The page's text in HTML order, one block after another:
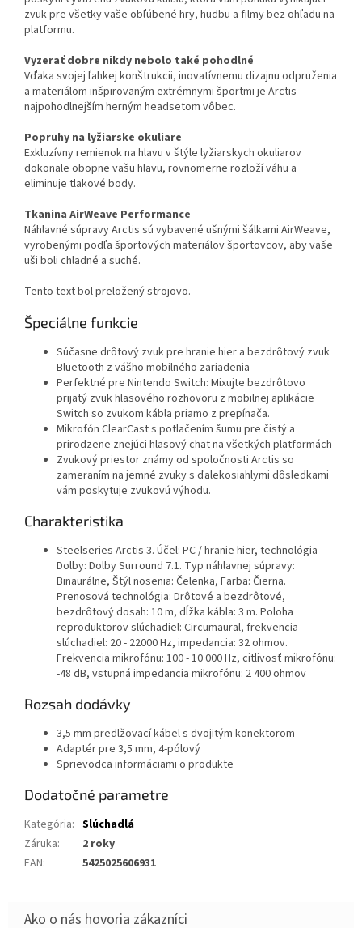
zvuk pre všetky vaše obľúbené hry, hudbu a filmy bez ohľadu na
platformu.
Vyzerať dobre nikdy nebolo také pohodlné
Vďaka svojej ľahkej konštrukcii, inovatívnemu dizajnu odpruženia
a materiálom inšpirovaným extrémnymi športmi je Arctis
najpohodlnejším herným headsetom vôbec.
Popruhy na lyžiarske okuliare
Exkluzívny remienok na hlavu v štýle lyžiarskych okuliarov
dokonale obopne vašu hlavu, rovnomerne rozloží váhu a
eliminuje tlakové body.
Tkanina AirWeave Performance
Náhlavné súpravy Arctis sú vybavené ušnými šálkami AirWeave,
vyrobenými podľa športových materiálov športovcov, aby vaše
uši boli chladné a suché.
Tento text bol preložený strojovo.
Špeciálne funkcie
Súčasne drôtový zvuk pre hranie hier a bezdrôtový zvuk
Bluetooth z vášho mobilného zariadenia
Perfektné pre Nintendo Switch: Mixujte bezdrôtovo
prijatý zvuk hlasového rozhovoru z mobilnej aplikácie
Switch so zvukom kábla priamo z prepínača.
Mikrofón ClearCast s potlačením šumu pre čistý a
prirodzene znejúci hlasový chat na všetkých platformách
Zvukový priestor známy od spoločnosti Arctis so
zameraním na jemné zvuky s ďalekosiahlymi dôsledkami
vám poskytuje zvukovú výhodu.
Charakteristika
Steelseries Arctis 3. Účel: PC / hranie hier, technológia
Dolby: Dolby Surround 7.1. Typ náhlavnej súpravy:
Binaurálne, Štýl nosenia: Čelenka, Farba: Čierna.
Prenosová technológia: Drôtové a bezdrôtové,
bezdrôtový dosah: 10 m, dĺžka kábla: 3 m. Poloha
reproduktorov slúchadiel: Circumaural, frekvencia
slúchadiel: 20 - 22000 Hz, impedancia: 32 ohmov.
Frekvencia mikrofónu: 100 - 10 000 Hz, citlivosť mikrofónu:
-48 dB, vstupná impedancia mikrofónu: 2 400 ohmov
Rozsah dodávky
3,5 mm predlžovací kábel s dvojitým konektorom
Adaptér pre 3,5 mm, 4-pólový
Sprievodca informáciami o produkte
Dodatočné parametre
Kategória: Slúchadlá
Záruka:
2 roky
EAN: 5425025606931